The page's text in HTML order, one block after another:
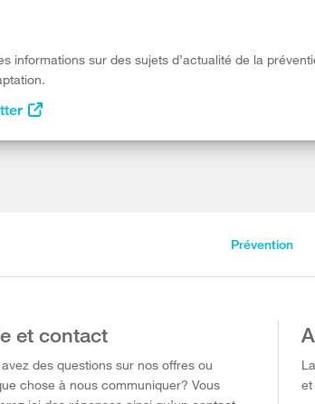
informations sur des sujets d’actualité de la
Prévention
et contact
des questions sur nos offres ou
chose à nous communiquer? Vous